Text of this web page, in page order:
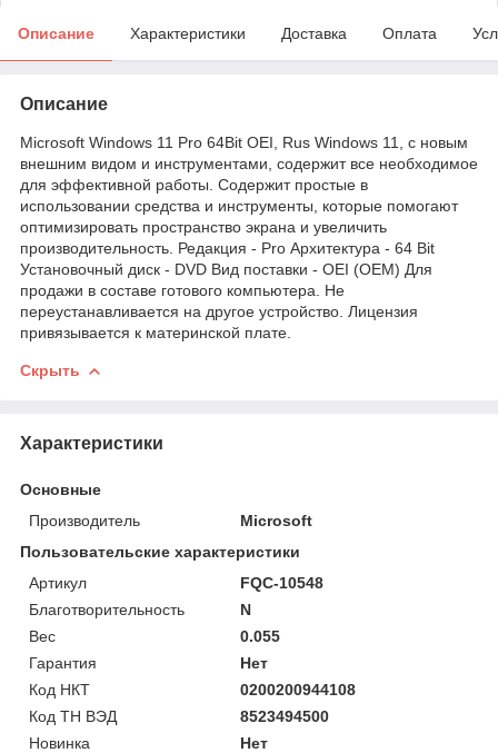
Описание Характеристики Доставка Оплата
Описание
Microsoft Windows 11 Pro 64Bit OEI, Rus Windows 11, с новым
внешним видом и инструментами, содержит все необходимое
для эффективной работы. Содержит простые в
использовании средства и инструменты, которые помогают
оптимизировать пространство экрана и увеличить
производительность. Редакция - Pro Архитектура - 64 Bit
Установочный диск - DVD Вид поставки - OEI (OEM) Для
продажи в составе готового компьютера. Не
переустанавливается на другое устройство. Лицензия
привязывается к материнской плате.
Скрыть
Характеристики
Основные
Производитель
Microsoft
Пользовательские характеристики
Артикул
FQC-10548
Благотворительность
N
Вес
0.055
Гарантия
Нет
Код НКТ
0200200944108
Код ТН ВЭД
8523494500
Новинка
Нет